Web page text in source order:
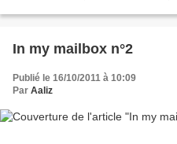
In my mailbox n°2
Publié le 16/10/2011 à 10:09
Par Aaliz